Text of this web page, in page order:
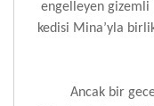
engelleyen gizemli
kedisi Mina’yla
Ancak bir